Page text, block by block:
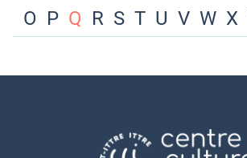
O P Q R S T U V W X